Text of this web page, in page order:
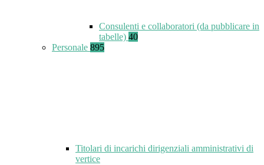
Consulenti e collaboratori (da pubblicare in
tabelle) 40
Personale 895
Titolari di incarichi dirigenziali amministrativi di
vertice